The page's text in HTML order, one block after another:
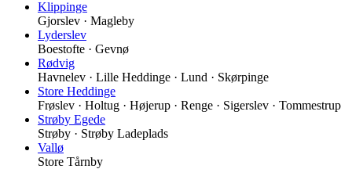
Klippinge
Gjorslev · Magleby
Lyderslev
Boestofte · Gevnø
Rødvig
Havnelev · Lille Heddinge · Lund · Skørpinge
Store Heddinge
Frøslev · Holtug · Højerup · Renge · Sigerslev · Tommestrup
Strøby Egede
Strøby · Strøby Ladeplads
Vallø
Store Tårnby